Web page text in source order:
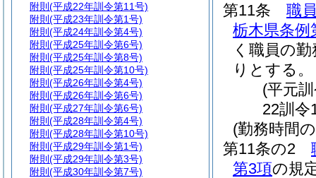
第11条
職
栃木県条例
く職員の
りとする。
(平元
22訓令
(勤務時間
第11条の2
第3項の規
附則 (平成22年訓令第11号)
附則 (平成23年訓令第1号)
附則 (平成24年訓令第4号)
附則 (平成25年訓令第6号)
附則 (平成25年訓令第8号)
附則 (平成25年訓令第10号)
附則 (平成26年訓令第4号)
附則 (平成26年訓令第6号)
附則 (平成27年訓令第6号)
附則 (平成28年訓令第4号)
附則 (平成28年訓令第10号)
附則 (平成29年訓令第1号)
附則 (平成29年訓令第3号)
附則 (平成30年訓令第7号)